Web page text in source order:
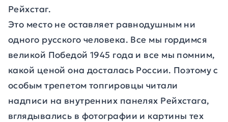
Рейхстаг.
Это место не оставляет равнодушным ни
одного русского человека. Все мы гордимся
великой Победой 1945 года и все мы помним,
какой ценой она досталась России. Поэтому с
особым трепетом топгировцы читали
надписи на внутренних панелях Рейхстага,
вглядывались в фотографии и картины тех